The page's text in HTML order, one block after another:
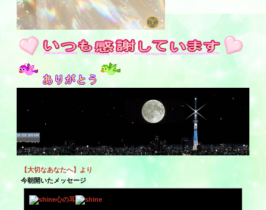
【大切なあなたへ】より
今朝開いたメッセージ
心の耳